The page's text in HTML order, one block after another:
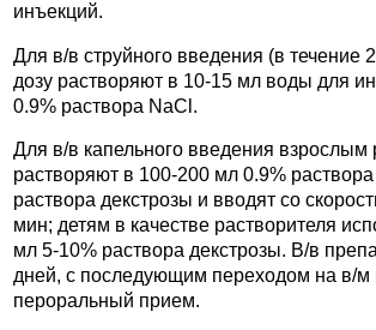
инъекций.
Для в/в струйного введения (в течение
дозу растворяют в 10-15 мл воды для
0.9% раствора NaCl.
Для в/в капельного введения взрослым
растворяют в 100-200 мл 0.9%
раствора декстрозы и вводят со
мин; детям в качестве растворителя
мл 5-10% раствора декстрозы. В/в
дней, с последующим переходом на в/м
пероральный прием.